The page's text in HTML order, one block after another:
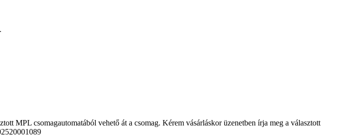
MPL csomagautomatából vehető át a csomag. Kérem vásárláskor üzenetben írja meg a választott